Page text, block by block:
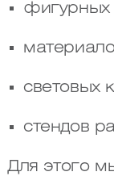
фигурных
световых
стендов
Для этого